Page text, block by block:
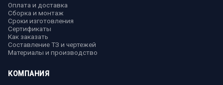
Оплата и доставка
Сборка и монтаж
Сроки изготовления
Сертификаты
Как заказать
Составление ТЗ и чертежей
Материалы и производство
КОМПАНИЯ